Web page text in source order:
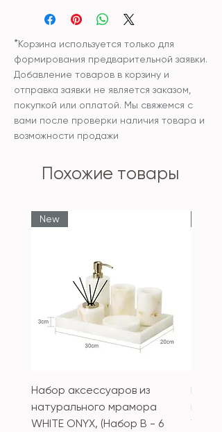
*Корзина используется только для
формирования предварительной заявки.
Добавление товаров в корзину и
отправка заявки не является заказом,
покупкой или оплатой. Мы свяжемся с
вами после проверки наличия товара и
возможности продажи
Похожие товары
New
Набор аксессуаров из
натурального мрамора
WHITE ONYX, (Набор B - 6